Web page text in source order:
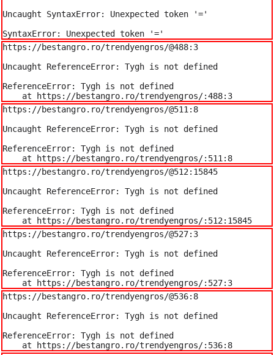
Uncaught SyntaxError: Unexpected token '='
SyntaxError: Unexpected token '='
https://bestangro.ro/trendyengros/@488:3
Uncaught ReferenceError: Tygh is not defined
ReferenceError: Tygh is not defined
    at https://bestangro.ro/trendyengros/:488:3
https://bestangro.ro/trendyengros/@511:8
Uncaught ReferenceError: Tygh is not defined
ReferenceError: Tygh is not defined
    at https://bestangro.ro/trendyengros/:511:8
https://bestangro.ro/trendyengros/@512:15845
Uncaught ReferenceError: Tygh is not defined
ReferenceError: Tygh is not defined
    at https://bestangro.ro/trendyengros/:512:15845
https://bestangro.ro/trendyengros/@527:3
Uncaught ReferenceError: Tygh is not defined
ReferenceError: Tygh is not defined
    at https://bestangro.ro/trendyengros/:527:3
https://bestangro.ro/trendyengros/@536:8
Uncaught ReferenceError: Tygh is not defined
ReferenceError: Tygh is not defined
    at https://bestangro.ro/trendyengros/:536:8